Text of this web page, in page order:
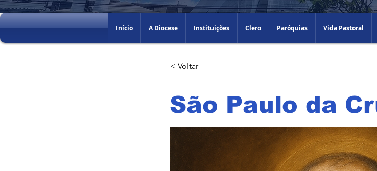
Início A Diocese Instituições Clero Paróquias Vida Pastoral
< Voltar
São Paulo da